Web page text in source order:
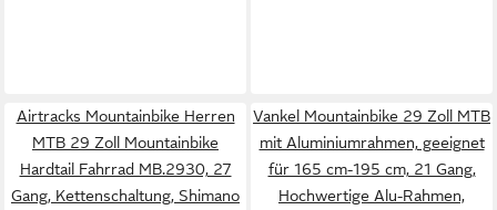
Airtracks Mountainbike Herren
MTB 29 Zoll Mountainbike
Hardtail Fahrrad MB.2930, 27
Gang, Kettenschaltung, Shimano
Vankel Mountainbike 29 Zoll MTB
mit Aluminiumrahmen, geeignet
für 165 cm-195 cm, 21 Gang,
Hochwertige Alu-Rahmen,